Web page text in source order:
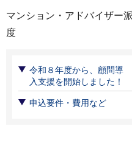
マンション・アドバイザー
度
令和８年度から、顧問導
入支援を開始しました！
申込要件・費用など